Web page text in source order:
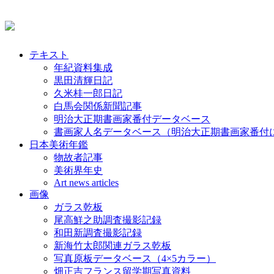
テキスト
年紀資料集成
黒田清輝日記
久米桂一郎日記
白馬会関係新聞記事
明治大正期書画家番付データベース
書画家人名データベース（明治大正期書画家番付
日本美術年鑑
物故者記事
美術界年史
Art news articles
画像
ガラス乾板
尾高鮮之助調査撮影記録
和田新調査撮影記録
新海竹太郎関連ガラス乾板
写真原板データベース（4×5カラー）
畑正吉フランス留学期写真資料